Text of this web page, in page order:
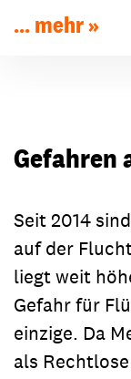
... mehr
Gefahren
Seit 2014
auf der
liegt weit
Gefahr für
einzige. Da
als